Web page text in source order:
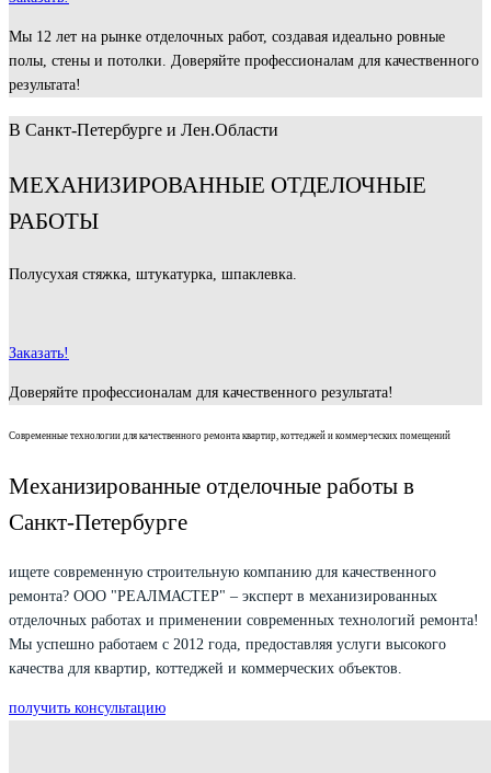
Мы 12 лет на рынке отделочных работ, создавая идеально ровные
полы, стены и потолки. Доверяйте профессионалам для качественного
результата!
В Санкт-Петербурге и Лен.Области
МЕХАНИЗИРОВАННЫЕ ОТДЕЛОЧНЫЕ
РАБОТЫ
Полусухая стяжка, штукатурка, шпаклевка.
Заказать!
Доверяйте профессионалам для качественного результата!
Современные технологии для качественного ремонта квартир, коттеджей и коммерческих помещений
Механизированные отделочные работы в
Санкт-Петербурге
ищете современную строительную компанию для качественного
ремонта? ООО "РЕАЛМАСТЕР" – эксперт в механизированных
отделочных работах и применении современных технологий ремонта!
Мы успешно работаем с 2012 года, предоставляя услуги высокого
качества для квартир, коттеджей и коммерческих объектов.
получить консультацию